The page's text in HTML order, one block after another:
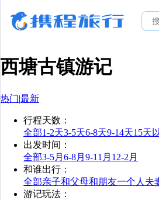
西塘古镇游记
热门|最新
行程天数 ：
全部1-2天3-5天6-8天9-14天15天
出发时间 ：
全部3-5月 6-8月 9-11月 12-2月
和谁出行 ：
全部亲子和父母和朋友一个人 夫
游记玩法 ：